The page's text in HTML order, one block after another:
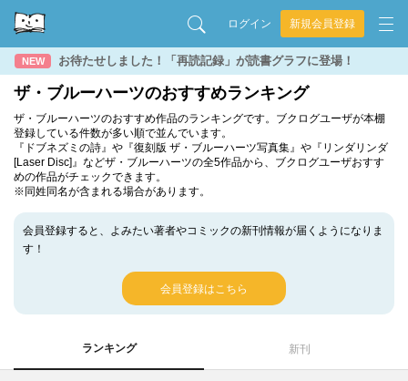
ログイン 新規会員登録
NEW お待たせしました！「再読記録」が読書グラフに登場！
ザ・ブルーハーツのおすすめランキング
ザ・ブルーハーツのおすすめ作品のランキングです。ブクログユーザが本棚
登録している件数が多い順で並んでいます。
『ドブネズミの詩』や『復刻版 ザ・ブルーハーツ写真集』や『リンダリンダ
[Laser Disc]』などザ・ブルーハーツの全5作品から、ブクログユーザおすす
めの作品がチェックできます。
※同姓同名が含まれる場合があります。
会員登録すると、よみたい著者やコミックの新刊情報が届くようになりま
す！
会員登録はこちら
ランキング 新刊